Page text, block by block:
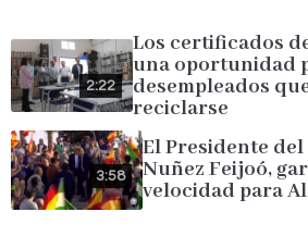
2:22
Los certificados
una oportunidad
desempleados
reciclarse
3:58
El Presidente del
Nuñez Feijoó,
velocidad para